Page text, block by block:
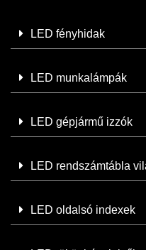
LED fényhidak
LED munkalámpák
LED gépjármű izzók
LED rendszámtábla
LED oldalsó indexek